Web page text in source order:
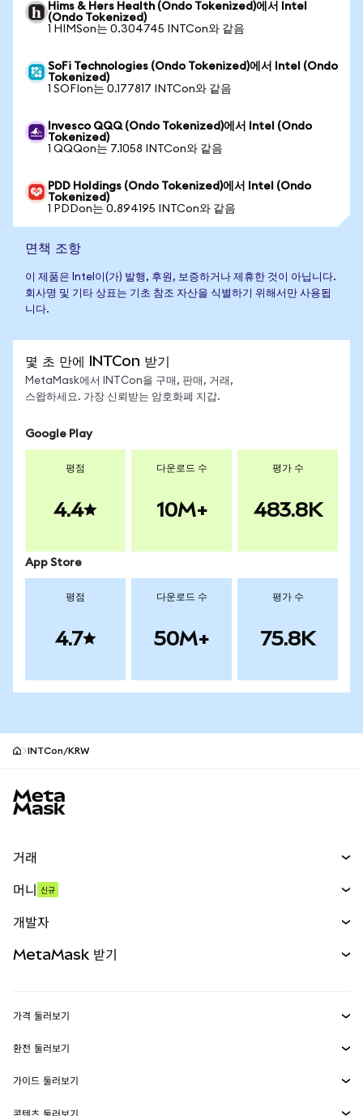
Hims & Hers Health (Ondo Tokenized)에서 Intel
(Ondo Tokenized)
1 HIMSon는 0.304745 INTCon와 같음
SoFi Technologies (Ondo Tokenized)에서 Intel (Ondo
Tokenized)
1 SOFIon는 0.177817 INTCon와 같음
Invesco QQQ (Ondo Tokenized)에서 Intel (Ondo
Tokenized)
1 QQQon는 7.1058 INTCon와 같음
PDD Holdings (Ondo Tokenized)에서 Intel (Ondo
Tokenized)
1 PDDon는 0.894195 INTCon와 같음
면책 조항
이 제품은 Intel이(가) 발행, 후원, 보증하거나 제휴한 것이 아닙니다.
회사명 및 기타 상표는 기초 참조 자산을 식별하기 위해서만 사용됩
니다.
몇 초 만에 INTCon 받기
MetaMask에서 INTCon을 구매, 판매, 거래,
스왑하세요. 가장 신뢰받는 암호화폐 지갑.
Google Play
평점
4.4
다운로드 수
10M+
평가 수
483.8K
App Store
평점
4.7
다운로드 수
50M+
평가 수
75.8K
INTCon/KRW
거래
무기한 선물
실물자산
머니 신규
개발자
MetaMask Connect
Snaps
MetaMask 받기
보안
가격 둘러보기
이더리움 가격
솔라나 가격
환전 둘러보기
ETH를 USD로 환전
USDT를 INR로 환전
가이드 둘러보기
콘텐츠 둘러보기